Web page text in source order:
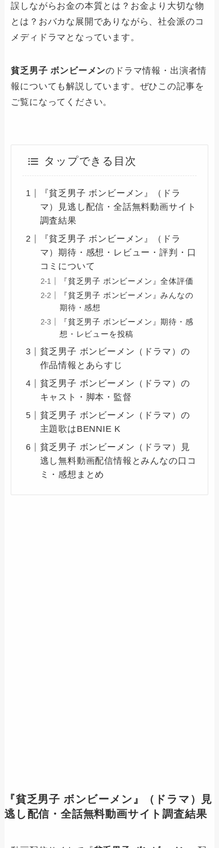
誤しながらお金の本質とは？お金より大切な物
とは？おバカな展開でありながら、社会派のコ
メディドラマとなっています。
貧乏男子 ボンビーメンのドラマ情報・出演者情
報についても解説しています。ぜひこの記事を
ご覧になってください。
タップできる目次
『貧乏男子 ボンビーメン』（ドラ
マ）見逃し配信・全話無料動画サイト
調査結果
『貧乏男子 ボンビーメン』（ドラ
マ）期待・感想・レビュー・評判・口
コミについて
『貧乏男子 ボンビーメン』全体評価
『貧乏男子 ボンビーメン』みんなの
期待・感想
『貧乏男子 ボンビーメン』期待・感
想・レビューを投稿
貧乏男子 ボンビーメン（ドラマ）の
作品情報とあらすじ
貧乏男子 ボンビーメン（ドラマ）の
キャスト・脚本・監督
貧乏男子 ボンビーメン（ドラマ）の
主題歌はBENNIE K
貧乏男子 ボンビーメン（ドラマ）見
逃し無料動画配信情報とみんなの口コ
ミ・感想まとめ
『貧乏男子 ボンビーメン 』（ドラマ）見
逃し配信・全話無料動画サイト調査結果